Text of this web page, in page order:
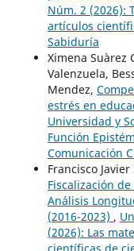
Núm. 2 (2026):
artículos
Sabiduría
Ximena Suàrez
Valenzuela,
Mendez,
estrés en
Universidad y
Función
Comunicación
Francisco
Fiscalización
Análisis
(2016-2023) ,
(2026): Las